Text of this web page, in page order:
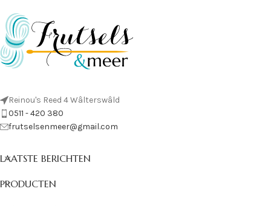
Reinou's Reed 4 Wâlterswâld
0511 - 420 380
frutselsenmeer@gmail.com
LAATSTE BERICHTEN
PRODUCTEN